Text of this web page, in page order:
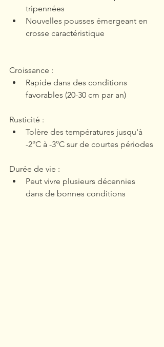
tripennées
Nouvelles pousses émergeant en
crosse caractéristique
Croissance :
Rapide dans des conditions
favorables (20-30 cm par an)
Rusticité :
Tolère des températures jusqu'à
-2°C à -3°C sur de courtes périodes
Durée de vie :
Peut vivre plusieurs décennies
dans de bonnes conditions